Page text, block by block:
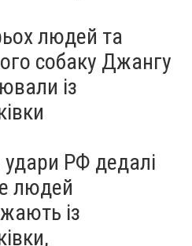
людей та
собаку Джангу
із
удари РФ дедалі
людей
із